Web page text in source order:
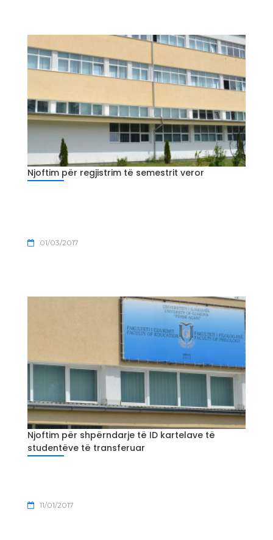
Njoftim për regjistrim të semestrit veror
01/03/2017
Njoftim për shpërndarje të ID kartelave të
studentëve të transferuar
11/01/2017